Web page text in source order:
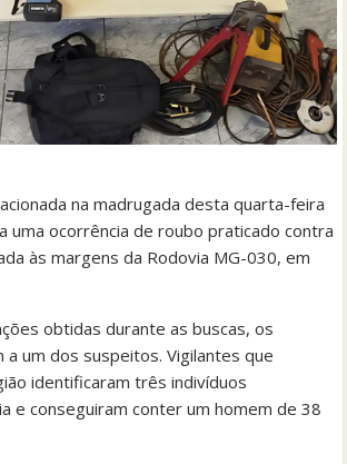
na madrugada desta quarta-feira
uma ocorrência de roubo praticado contra
às margens da Rodovia MG-030, em
obtidas durante as buscas, os
a um dos suspeitos. Vigilantes que
identificaram três indivíduos
e conseguiram conter um homem de 38